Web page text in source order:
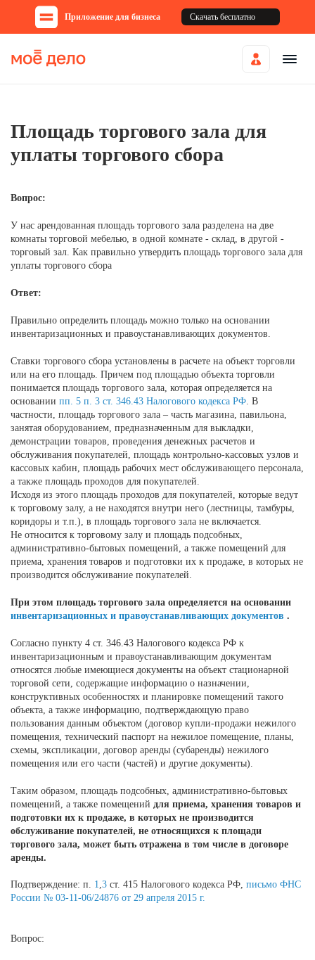
Приложение для бизнеса Скачать бесплатно
Площадь торгового зала для
уплаты торгового сбора
Вопрос:
У нас арендованная площадь торгового зала разделена на две
комнаты торговой мебелью, в одной комнате - склад, в другой -
торговый зал. Как правильно утвердить площадь торгового зала для
уплаты торгового сбора
Ответ:
Правильно определить площадь можно только на основании
инвентаризационных и правоустанавливающих документов.
Ставки торгового сбора установлены в расчете на объект торговли
или на его площадь. Причем под площадью объекта торговли
понимается площадь торгового зала, которая определяется на
основании пп. 5 п. 3 ст. 346.43 Налогового кодекса РФ. В
частности, площадь торгового зала – часть магазина, павильона,
занятая оборудованием, предназначенным для выкладки,
демонстрации товаров, проведения денежных расчетов и
обслуживания покупателей, площадь контрольно-кассовых узлов и
кассовых кабин, площадь рабочих мест обслуживающего персонала,
а также площадь проходов для покупателей.
Исходя из этого площадь проходов для покупателей, которые ведут
к торговому залу, а не находятся внутри него (лестницы, тамбуры,
коридоры и т.п.), в площадь торгового зала не включается.
Не относится к торговому залу и площадь подсобных,
административно-бытовых помещений, а также помещений для
приема, хранения товаров и подготовки их к продаже, в которых не
производится обслуживание покупателей.
При этом площадь торгового зала определяется на основании
инвентаризационных и правоустанавливающих документов .
Согласно пункту 4 ст. 346.43 Налогового кодекса РФ к
инвентаризационным и правоустанавливающим документам
относятся любые имеющиеся документы на объект стационарной
торговой сети, содержащие информацию о назначении,
конструктивных особенностях и планировке помещений такого
объекта, а также информацию, подтверждающую право
пользования данным объектом (договор купли-продажи нежилого
помещения, технический паспорт на нежилое помещение, планы,
схемы, экспликации, договор аренды (субаренды) нежилого
помещения или его части (частей) и другие документы).
Таким образом, площадь подсобных, административно-бытовых
помещений, а также помещений для приема, хранения товаров и
подготовки их к продаже, в которых не производится
обслуживание покупателей, не относящихся к площади
торгового зала, может быть отражена в том числе в договоре
аренды.
Подтверждение: п. 1,3 ст. 415 Налогового кодекса РФ, письмо ФНС
России № 03-11-06/24876 от 29 апреля 2015 г.
Вопрос: